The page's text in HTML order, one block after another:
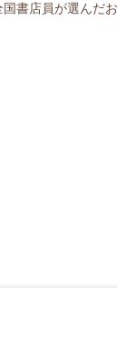
国書店員が選んだ